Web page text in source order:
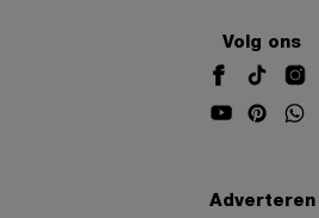
Volg ons
Adverteren